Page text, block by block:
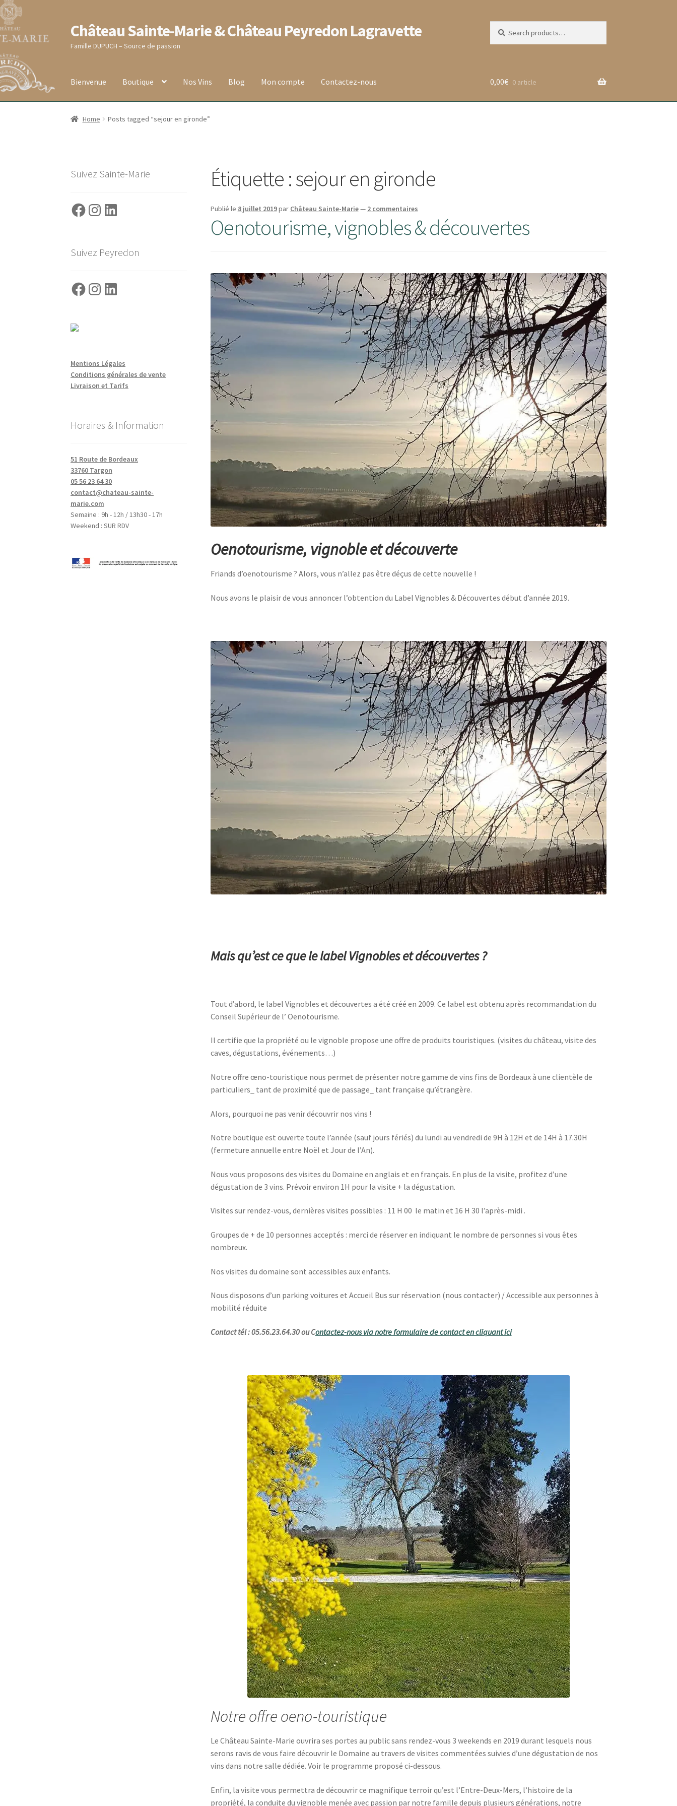
Aller
à
la
Aller
au
contenu
Château Sainte-Marie & Château Peyredon Lagravette
Famille DUPUCH – Source de passion
for:
Bienvenue Boutique Nos Vins Blog Mon compte Contactez-nous
Accueil Blog Boutique Conditions générales de vente
0,00€ 0 article
Home Posts tagged “sejour en gironde”
Étiquette :sejour en gironde
Publié le 8 juillet 2019par Château Sainte-Marie— 2 commentaires
Oenotourisme, vignobles & découvertes
Oenotourisme, vignoble et découverte
Friands d’oenotourisme ? Alors, vous n’allez pas être déçus de cette nouvelle !
Nous avons le plaisir de vous annoncer l’obtention du Label Vignobles & Découvertes début d’année 2019.
Mais qu’est ce que le label Vignobles et découvertes ?
Tout d’abord, le label Vignobles et découvertes a été créé en 2009. Ce label est obtenu après recommandation du
Conseil Supérieur de l’ Oenotourisme.
Il certifie que la propriété ou le vignoble propose une offre de produits touristiques. (visites du château, visite des
caves, dégustations, événements…)
Notre offre œno-touristique nous permet de présenter notre gamme de vins fins de Bordeaux à une clientèle de
particuliers_ tant de proximité que de passage_ tant française qu’étrangère.
Alors, pourquoi ne pas venir découvrir nos vins !
Notre boutique est ouverte toute l’année (sauf jours fériés) du lundi au vendredi de 9H à 12H et de 14H à 17.30H
(fermeture annuelle entre Noël et Jour de l’An).
Nous vous proposons des visites du Domaine en anglais et en français. En plus de la visite, profitez d’une
dégustation de 3 vins. Prévoir environ 1H pour la visite + la dégustation.
Visites sur rendez-vous, dernières visites possibles : 11 H 00 le matin et 16 H 30 l’après-midi .
Groupes de + de 10 personnes acceptés : merci de réserver en indiquant le nombre de personnes si vous êtes
nombreux.
Nos visites du domaine sont accessibles aux enfants.
Nous disposons d’un parking voitures et Accueil Bus sur réservation (nous contacter) / Accessible aux personnes à
mobilité réduite
Contact tél : 05.56.23.64.30 ou Contactez-nous via notre formulaire de contact en cliquant ici
Notre offre oeno-touristique
Le Château Sainte-Marie ouvrira ses portes au public sans rendez-vous 3 weekends en 2019 durant lesquels nous
serons ravis de vous faire découvrir le Domaine au travers de visites commentées suivies d’une dégustation de nos
vins dans notre salle dédiée. Voir le programme proposé ci-dessous.
Enfin, la visite vous permettra de découvrir ce magnifique terroir qu’est l’Entre-Deux-Mers, l’histoire de la
propriété, la conduite du vignoble menée avec passion par notre famille depuis plusieurs générations, notre
Suivez Sainte-Marie
FacebookInstagram
LinkedIn
Suivez Peyredon
FacebookInstagram
LinkedIn
Mentions Légales
Conditions générales de vente
Livraison et Tarifs
Horaires & Information
51 Route de Bordeaux
33760 Targon
05 56 23 64 30
contact@chateau-sainte-
marie.com
Semaine : 9h - 12h / 13h30 - 17h
Weekend : SUR RDV